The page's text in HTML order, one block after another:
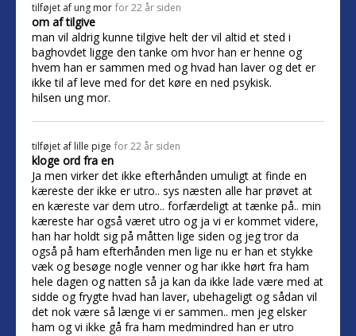
tilføjet af ung mor for 22 år siden
om af tilgive
man vil aldrig kunne tilgive helt der vil altid et sted i
baghovdet ligge den tanke om hvor han er henne og
hvem han er sammen med og hvad han laver og det er
ikke til af leve med for det køre en ned psykisk.
hilsen ung mor.
tilføjet af lille pige for 22 år siden
kloge ord fra en
Ja men virker det ikke efterhånden umuligt at finde en
kæreste der ikke er utro.. sys næsten alle har prøvet at
en kæreste var dem utro.. forfærdeligt at tænke på.. min
kæreste har også været utro og ja vi er kommet videre,
han har holdt sig på måtten lige siden og jeg tror da
også på ham efterhånden men lige nu er han et stykke
væk og besøge nogle venner og har ikke hørt fra ham
hele dagen og natten så ja kan da ikke lade være med at
sidde og frygte hvad han laver, ubehageligt og sådan vil
det nok være så længe vi er sammen.. men jeg elsker
ham og vi ikke gå fra ham medmindred han er utro